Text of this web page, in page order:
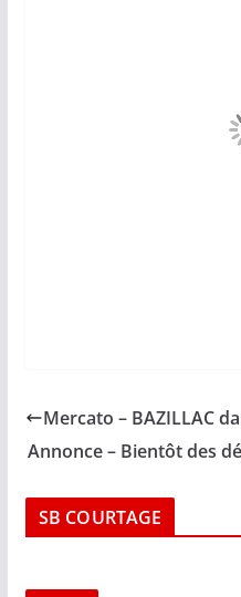
Mercato – BAZILLAC
Annonce – Bientôt des
SB COURTAGE